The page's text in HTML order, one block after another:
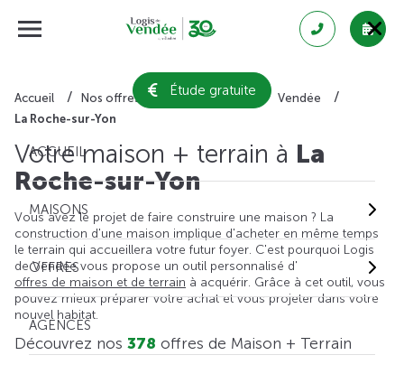
Étude gratuite
ACCUEIL
MAISONS
OFFRES
AGENCES
Accueil Nos offres de maison + terrain
Vendée
La Roche-sur-Yon
Votre maison + terrain à La
Roche-sur-Yon
Vous avez le projet de faire construire une maison ? La
construction d'une maison implique d'acheter en même temps
le terrain qui accueillera votre futur foyer. C'est pourquoi Logis
de Vendée vous propose un outil personnalisé d'
offres de maison et de terrain à acquérir. Grâce à cet outil, vous
pouvez mieux préparer votre achat et vous projeter dans votre
nouvel habitat.
Découvrez nos 378 offres de Maison + Terrain